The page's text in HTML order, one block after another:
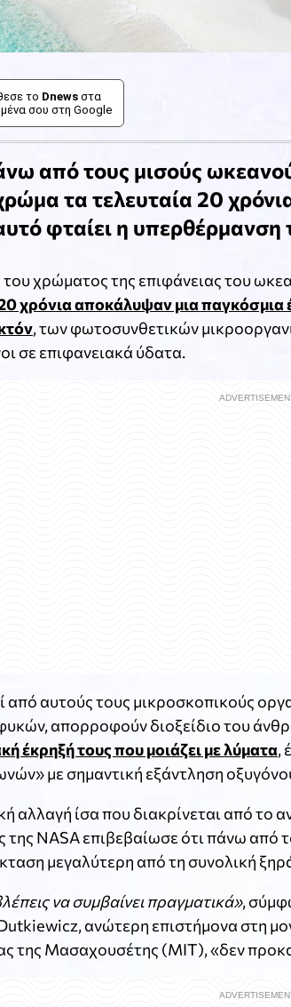
το Dnews στα
σου στη Google
από τους μισούς
τα τελευταία 20 χρόνια
φταίει η υπερθέρμανση
χρώματος της επιφάνειας του
χρόνια αποκάλυψαν μια παγκόσμια
, των φωτοσυνθετικών
σε επιφανειακά ύδατα.
από αυτούς τους μικροσκοπικούς
απορροφούν διοξείδιο του
έκρηξή τους που μοιάζει με λύματα,
με σημαντική εξάντληση
αλλαγή ίσα που διακρίνεται από το
της NASA επιβεβαίωσε ότι πάνω
μεγαλύτερη από τη συνολική ξηρά
να συμβαίνει πραγματικά»,
ανώτερη επιστήμονα στη
της Μασαχουσέτης (MIT), «δεν